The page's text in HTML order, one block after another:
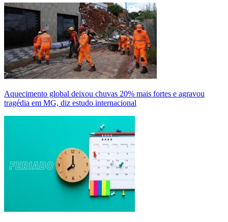
Aquecimento global deixou chuvas 20% mais fortes e agravou
tragédia em MG, diz estudo internacional